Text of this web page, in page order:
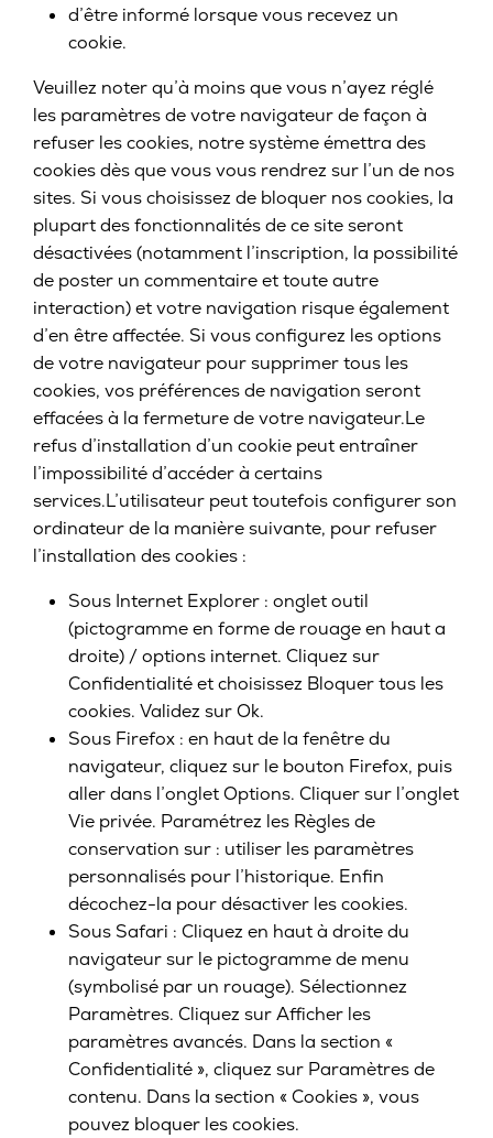
d’être informé lorsque vous recevez un
cookie.
Veuillez noter qu’à moins que vous n’ayez réglé
les paramètres de votre navigateur de façon à
refuser les cookies, notre système émettra des
cookies dès que vous vous rendrez sur l’un de nos
sites. Si vous choisissez de bloquer nos cookies, la
plupart des fonctionnalités de ce site seront
désactivées (notamment l’inscription, la possibilité
de poster un commentaire et toute autre
interaction) et votre navigation risque également
d’en être affectée. Si vous configurez les options
de votre navigateur pour supprimer tous les
cookies, vos préférences de navigation seront
effacées à la fermeture de votre navigateur.Le
refus d’installation d’un cookie peut entraîner
l’impossibilité d’accéder à certains
services.L’utilisateur peut toutefois configurer son
ordinateur de la manière suivante, pour refuser
l’installation des cookies :
Sous Internet Explorer : onglet outil
(pictogramme en forme de rouage en haut a
droite) / options internet. Cliquez sur
Confidentialité et choisissez Bloquer tous les
cookies. Validez sur Ok.
Sous Firefox : en haut de la fenêtre du
navigateur, cliquez sur le bouton Firefox, puis
aller dans l’onglet Options. Cliquer sur l’onglet
Vie privée. Paramétrez les Règles de
conservation sur : utiliser les paramètres
personnalisés pour l’historique. Enfin
décochez-la pour désactiver les cookies.
Sous Safari : Cliquez en haut à droite du
navigateur sur le pictogramme de menu
(symbolisé par un rouage). Sélectionnez
Paramètres. Cliquez sur Afficher les
paramètres avancés. Dans la section «
Confidentialité », cliquez sur Paramètres de
contenu. Dans la section « Cookies », vous
pouvez bloquer les cookies.